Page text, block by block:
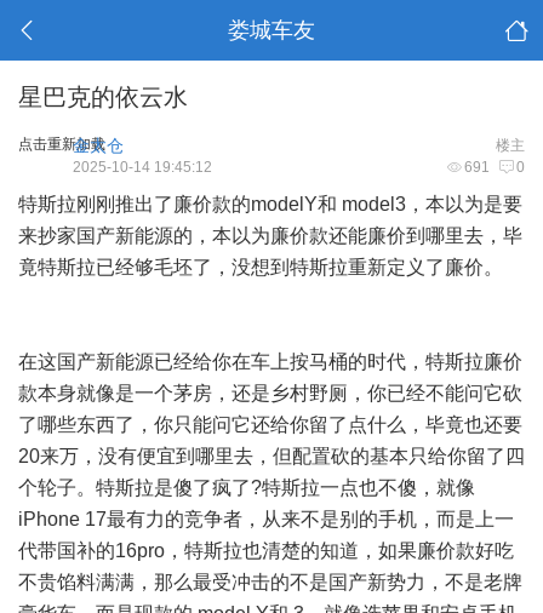
娄城车友
星巴克的依云水
点击重新加载 楼主
金太仓
691 0
2025-10-14 19:45:12
特斯拉刚刚推出了廉价款的modelY和 model3，本以为是要
来抄家国产新能源的，本以为廉价款还能廉价到哪里去，毕
竟特斯拉已经够毛坯了，没想到特斯拉重新定义了廉价。
在这国产新能源已经给你在车上按马桶的时代，特斯拉廉价
款本身就像是一个茅房，还是乡村野厕，你已经不能问它砍
了哪些东西了，你只能问它还给你留了点什么，毕竟也还要
20来万，没有便宜到哪里去，但配置砍的基本只给你留了四
个轮子。特斯拉是傻了疯了?特斯拉一点也不傻，就像
iPhone 17最有力的竞争者，从来不是别的手机，而是上一
代带国补的16pro，特斯拉也清楚的知道，如果廉价款好吃
不贵馅料满满，那么最受冲击的不是国产新势力，不是老牌